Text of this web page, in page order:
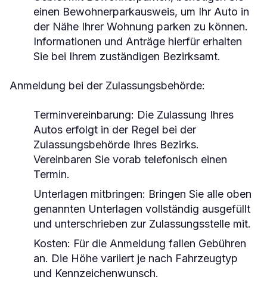
einen Bewohnerparkausweis, um Ihr Auto in
der Nähe Ihrer Wohnung parken zu können.
Informationen und Anträge hierfür erhalten
Sie bei Ihrem zuständigen Bezirksamt.
Anmeldung bei der Zulassungsbehörde:
Terminvereinbarung: Die Zulassung Ihres
Autos erfolgt in der Regel bei der
Zulassungsbehörde Ihres Bezirks.
Vereinbaren Sie vorab telefonisch einen
Termin.
Unterlagen mitbringen: Bringen Sie alle oben
genannten Unterlagen vollständig ausgefüllt
und unterschrieben zur Zulassungsstelle mit.
Kosten: Für die Anmeldung fallen Gebühren
an. Die Höhe variiert je nach Fahrzeugtyp
und Kennzeichenwunsch.